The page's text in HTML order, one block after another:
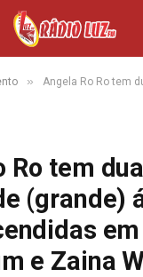
» Angela Ro Ro tem duas músicas de (grande) álbum de
Ro tem
(grande)
e Zaina